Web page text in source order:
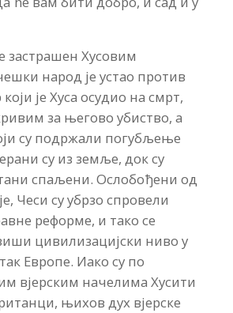
застрашен Хусовим
народ је устао против
је Хуса осудио на смрт,
за његово убиство, а
су подржали погубљење
су из земље, док су
спаљени. Ослобођени од
Чеси су убрзо спровели
реформе, и тако се
цивилизацијски ниво у
Европе. Иако су по
вјерским начелима Хусити
њихов дух вјерске